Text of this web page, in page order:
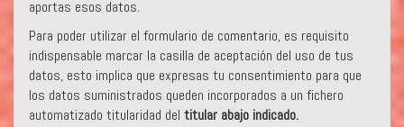
aportas esos datos.
Para poder utilizar el formulario de comentario, es requisito
indispensable marcar la casilla de aceptación del uso de tus
datos, esto implica que expresas tu consentimiento para que
los datos suministrados queden incorporados a un fichero
automatizado titularidad del titular abajo indicado.